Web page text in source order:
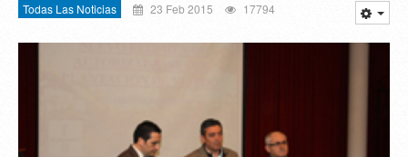
Todas Las Noticias 23 Feb 2015 17794